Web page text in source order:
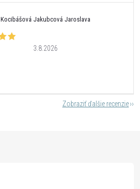
Kocibášová Jakubcová Jaroslava
3.8.2026
Zobraziť ďalšie recenzie